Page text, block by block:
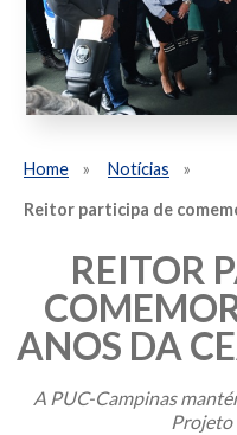
Home
Notícias
Reitor participa de
REITOR
ANOS DA
A PUC-Campinas
Projeto